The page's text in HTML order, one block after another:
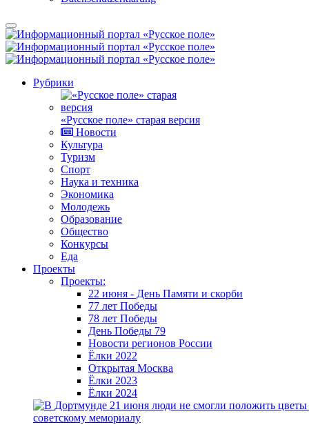
Рубрики
«Русское поле» старая версия
Новости
Культура
Туризм
Спорт
Наука и техника
Экономика
Молодежь
Образование
Общество
Конкурсы
Еда
Проекты
Проекты:
22 июня - День Памяти и скорби
77 лет Победы
78 лет Победы
День Победы 79
Новости регионов России
Ёлки 2022
Открытая Москва
Ёлки 2023
Ёлки 2024